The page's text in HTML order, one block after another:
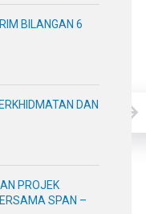
BILANGAN 6
DAN
PROJEK
SPAN –